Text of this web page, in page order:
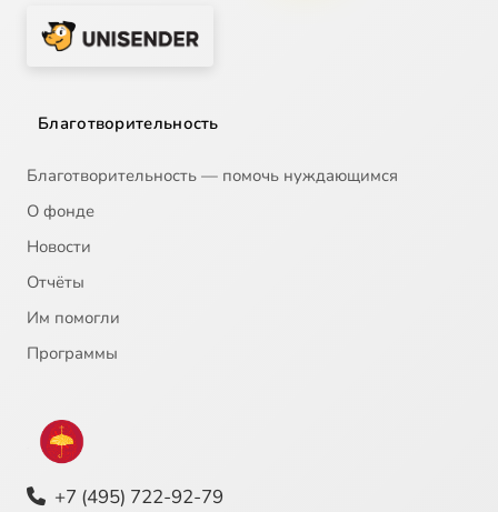
Благотворительность
Благотворительность — помочь нуждающимся
О фонде
Новости
Отчёты
Им помогли
Программы
+7 (495) 722-92-79